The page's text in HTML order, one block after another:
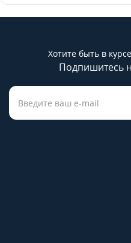
Хотите быть в
Подпишитесь